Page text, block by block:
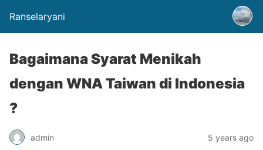
Ranselaryani
Bagaimana Syarat Menikah
dengan WNA Taiwan di Indonesia
?
admin 5 years ago